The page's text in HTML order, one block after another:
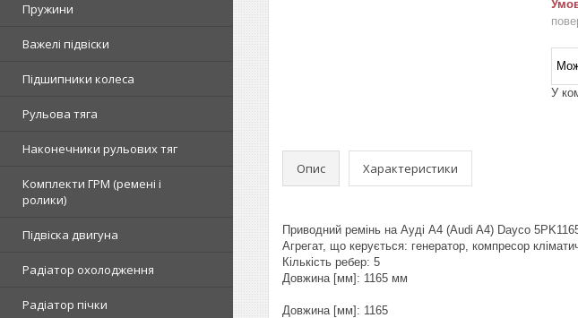
Пружини
Важелі підвіски
Підшипники колеса
Рульова тяга
Наконечники рульових тяг
Комплекти ГРМ (ремені і
ролики)
Підвіска двигуна
Радіатор охолодження
Радіатор пічки
У
Опис Характеристики
Приводний ремінь на Ауді A4 (Audi A4) Dayco
Агрегат, що керується: генератор, компресор
Кількість ребер: 5
Довжина [мм]: 1165 мм
Довжина [мм]: 1165